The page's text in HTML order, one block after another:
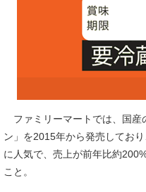
ファミリーマートでは、国産
ン」を2015年から発売してお
に人気で、売上が前年比約
こと。